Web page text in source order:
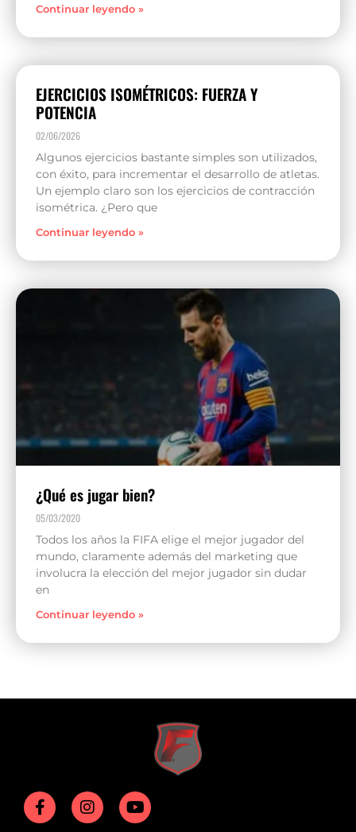
Continuar leyendo »
EJERCICIOS ISOMÉTRICOS: FUERZA Y
POTENCIA
02/06/2026
Algunos ejercicios bastante simples son utilizados,
con éxito, para incrementar el desarrollo de atletas.
Un ejemplo claro son los ejercicios de contracción
isométrica. ¿Pero que
Continuar leyendo »
¿Qué es jugar bien?
05/03/2020
Todos los años la FIFA elige el mejor jugador del
mundo, claramente además del marketing que
involucra la elección del mejor jugador sin dudar
en
Continuar leyendo »